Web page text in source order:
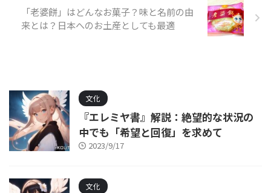
「老婆餅」はどんなお菓子？味と名前の由
来とは？日本へのお土産としても最適
文化
『エレミヤ書』解説：絶望的な状況の
中でも「希望と回復」を求めて
2023/9/17
文化